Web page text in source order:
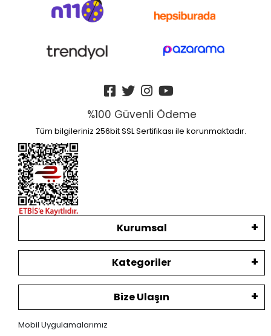
%100 Güvenli Ödeme
Tüm bilgileriniz 256bit SSL Sertifikası ile korunmaktadır.
Kurumsal
Kategoriler
Bize Ulaşın
Mobil Uygulamalarımız